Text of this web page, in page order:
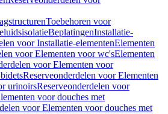
Toebehoren voor
BeplatingenInstallatie-
voor Installatie-elementenElementen
voor Elementen voor wc'sElementen
voor Elementen voor
Reserveonderdelen voor Elementen
urinoirsReserveonderdelen voor
voor douches met
voor Elementen voor douches met